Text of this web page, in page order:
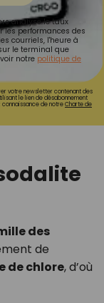
analyse le taux
les performances des
courriels, l'heure à
le terminal que
notre politique de
votre newsletter contenant des
le lien de désabonnement
de notreCharte de
des
de
de chlore, d’où